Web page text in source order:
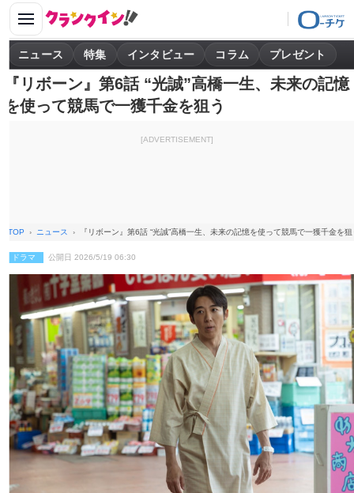
ニュース 特集 インタビュー コラム プレゼント
『リボーン』第6話 “光誠”高橋一生、未来の記憶
を使って競馬で一獲千金を狙う
[ADVERTISEMENT]
TOP ニュース 『リボーン』第6話 “光誠”高橋一生、未来の記憶を使って競馬で一獲千金を狙
ドラマ 公開日 2026/5/19 06:30